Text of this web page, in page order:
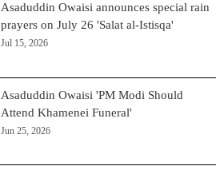
Asaduddin Owaisi announces special rain
prayers on July 26 'Salat al-Istisqa'
Jul 15, 2026
Asaduddin Owaisi 'PM Modi Should
Attend Khamenei Funeral'
Jun 25, 2026